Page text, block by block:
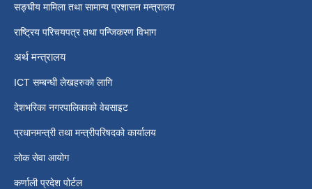
सङ्घीय मामिला तथा सामान्य प्रशासन मन्त्रालय
राष्ट्रिय परिचयपत्र तथा पन्जिकरण विभाग
अर्थ मन्त्रालय
ICT सम्बन्धी लेखहरुको लागि
देशभरिका नगरपालिकाको वेबसाइट
प्रधानमन्त्री तथा मन्त्रीपरिषदको कार्यालय
लोक सेवा आयोग
कर्णाली प्रदेश पोर्टल